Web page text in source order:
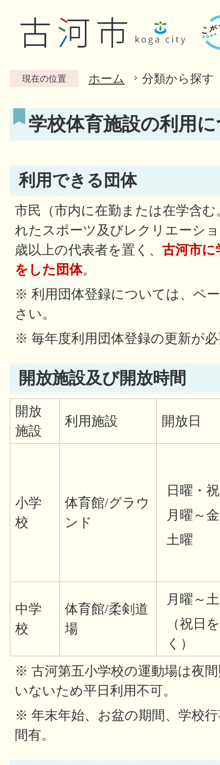
現在の位置 ホーム 分類から探す
学校体育施設の利用
利用できる団体
市民（市内に在勤または在学含
れたスポーツ及びレクリエーシ
歳以上の代表者を置く、 古河市に
をした団体。
※ 利用団体登録については、ペ
さい。
※ 毎年度利用団体登録の更新が
開放施設及び開放時間
開放
施設
利用施設 開放日
小学
校
体育館/グラウ
ンド
日曜・
月曜～
土曜
中学
校
体育館/柔剣道
場
月曜～
（祝日
く）
※ 古河第五小学校の運動場は夜
いないため平日利用不可。
※ 年末年始、お盆の期間、学校
間有。